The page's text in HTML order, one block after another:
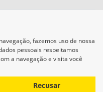
salva
fazemos uso de nossa
pessoais respeitamos
a navegação e visita você
Recusar